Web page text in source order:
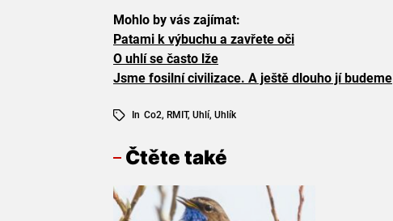
Mohlo by vás zajímat:
Patami k výbuchu a zavřete oči
O uhlí se často lže
Jsme fosilní civilizace. A ještě dlouho jí budeme
In Co2, RMIT, Uhlí, Uhlík
Čtěte také